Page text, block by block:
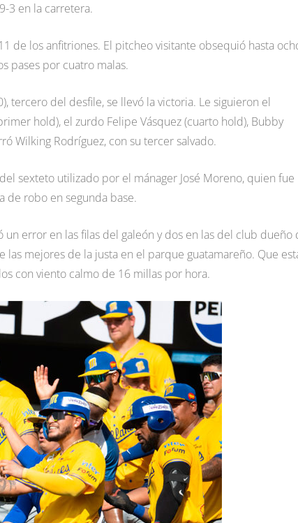
3 en la carretera.
de los anfitriones. El pitcheo visitante obsequió hasta
pases por cuatro malas.
tercero del desfile, se llevó la victoria. Le siguieron el
hold), el zurdo Felipe Vásquez (cuarto hold), Bubby
Wilking Rodríguez, con su tercer salvado.
sexteto utilizado por el mánager José Moreno, quien fue
de robo en segunda base.
error en las filas del galeón y dos en las del club dueño
las mejores de la justa en el parque guatamareño. Que
con viento calmo de 16 millas por hora.